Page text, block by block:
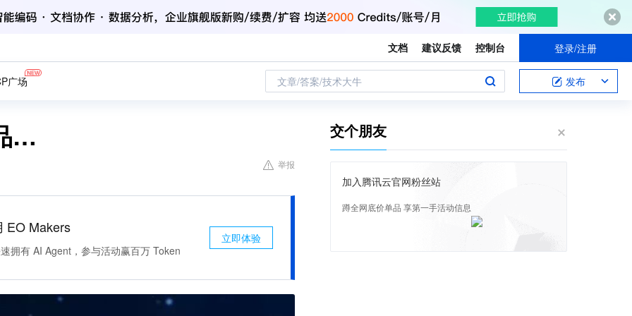
文档 建议反馈 控制台 登录/注册
广场 文章/答案/技术大牛 发布
…
举报
EO Makers
拥有 AI Agent，参与活动赢百万 Token
立即体验
交个朋友
加入腾讯云官网粉丝站
蹲全网底价单品 享第一手活动信息